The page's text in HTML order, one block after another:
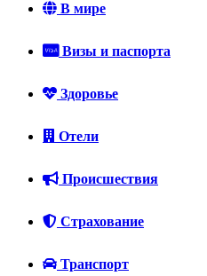
В мире
Визы и паспорта
Здоровье
Отели
Происшествия
Страхование
Транспорт